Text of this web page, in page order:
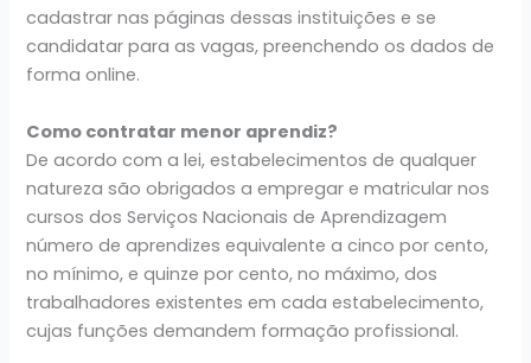
cadastrar nas páginas dessas instituições e se
candidatar para as vagas, preenchendo os dados de
forma online.
Como contratar menor aprendiz?
De acordo com a lei, estabelecimentos de qualquer
natureza são obrigados a empregar e matricular nos
cursos dos Serviços Nacionais de Aprendizagem
número de aprendizes equivalente a cinco por cento,
no mínimo, e quinze por cento, no máximo, dos
trabalhadores existentes em cada estabelecimento,
cujas funções demandem formação profissional.